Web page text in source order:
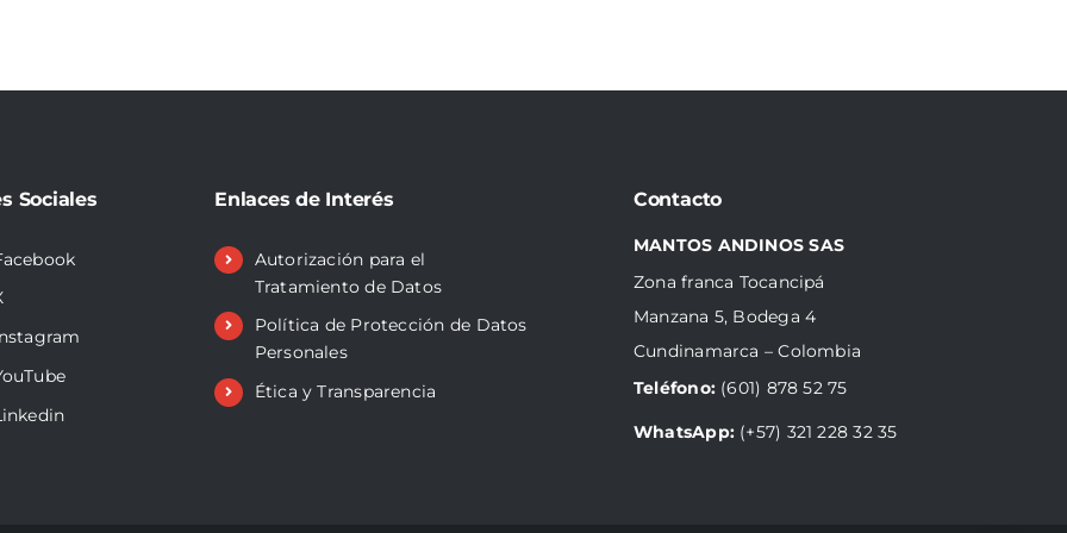
Sociales Enlaces de Interés
Autorización para el
Tratamiento de Datos
Política de Protección de Datos
Personales
Ética y Transparencia
Contacto
MANTOS ANDINOS SAS
Zona franca Tocancipá
Manzana 5, Bodega 4
Cundinamarca – Colombia
Teléfono:(601) 878 52 75
WhatsApp:(+57) 321 228 32 35